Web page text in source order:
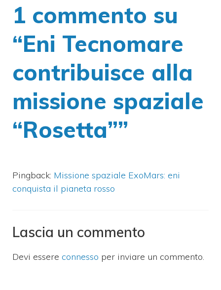
1 commento su
“Eni Tecnomare
contribuisce alla
missione spaziale
“Rosetta””
Pingback: Missione spaziale ExoMars: eni
conquista il pianeta rosso
Lascia un commento
Devi essere connesso per inviare un commento.